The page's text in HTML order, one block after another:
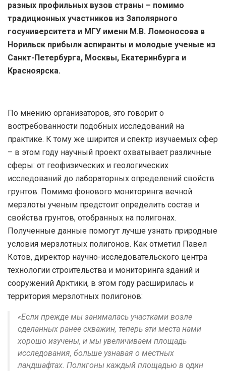
разных профильных вузов страны – помимо
традиционных участников из Заполярного
госуниверситета и МГУ имени М.В. Ломоносова в
Норильск прибыли аспиранты и молодые ученые из
Санкт-Петербурга, Москвы, Екатеринбурга и
Красноярска.
По мнению организаторов, это говорит о
востребованности подобных исследований на
практике. К тому же ширится и спектр изучаемых сфер
– в этом году научный проект охватывает различные
сферы: от геофизических и геологических
исследований до лабораторных определений свойств
грунтов. Помимо фонового мониторинга вечной
мерзлоты ученым предстоит определить состав и
свойства грунтов, отобранных на полигонах.
Полученные данные помогут лучше узнать природные
условия мерзлотных полигонов. Как отметил Павел
Котов, директор научно-исследовательского центра
технологии строительства и мониторинга зданий и
сооружений Арктики, в этом году расширилась и
территория мерзлотных полигонов:
«Если прежде мы занималась участками возле
сделанных ранее скважин, теперь эти места нами
хорошо изучены, и мы увеличиваем площадь
исследования, больше узнавая о местных
ландшафтах. Полигоны каждый площадью в один